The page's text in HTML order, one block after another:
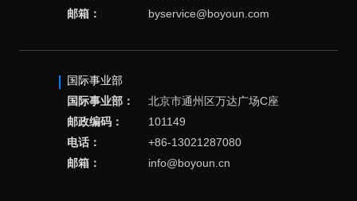
邮箱：
byservice@boyoun.com
国际事业部
国际事业部：
北京市通州区万达广场C座
邮政编码：
101149
电话：
+86-13021287080
邮箱：
info@boyoun.cn